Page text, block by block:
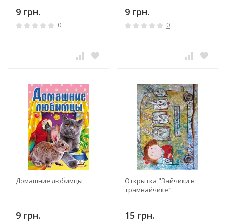
9 грн.
0
9 грн.
0
Домашние любимцы
9 грн.
Открытка "Зайчики в
трамвайчике"
15 грн.